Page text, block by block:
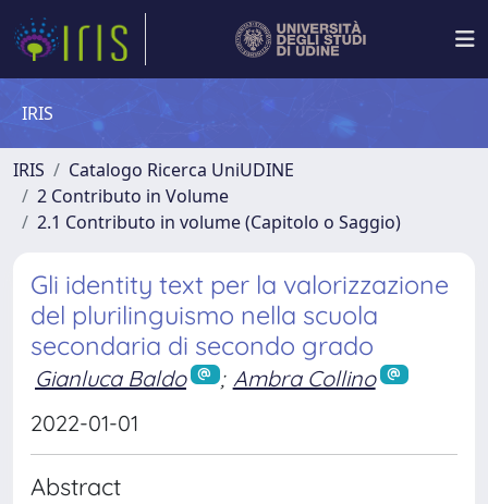
IRIS
IRIS
Catalogo Ricerca UniUDINE
2 Contributo in Volume
2.1 Contributo in volume (Capitolo o Saggio)
Gli identity text per la valorizzazione
del plurilinguismo nella scuola
secondaria di secondo grado
Gianluca Baldo ; Ambra Collino
2022-01-01
Abstract